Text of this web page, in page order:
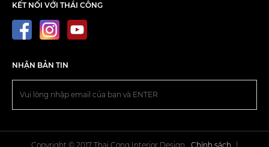
KẾT NỐI VỚI THÁI CÔNG
NHẬN BẢN TIN
Copyright © 2017 Thai Cong Interior Design. Chính sách